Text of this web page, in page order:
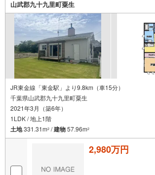
山武郡九十九里町粟生
JR東金線「東金駅」より9.8km（車15分）
千葉県山武郡九十九里町粟生
2021年3月（築6年）
1LDK / 地上1階
土地331.31m2 /建物57.96m2
2,980万円